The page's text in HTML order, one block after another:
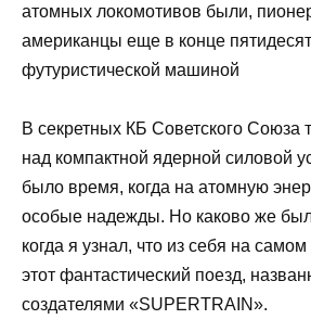
атомных локомотивов были,
американцы еще в конце
футуристической машиной
В секретных КБ Советского Союза
над компактной ядерной силовой
было время, когда на атомную
особые надежды. Но каково же
когда я узнал, что из себя на
этот фантастический поезд,
создателями «SUPERTRAIN».